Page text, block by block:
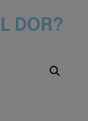
DOR?